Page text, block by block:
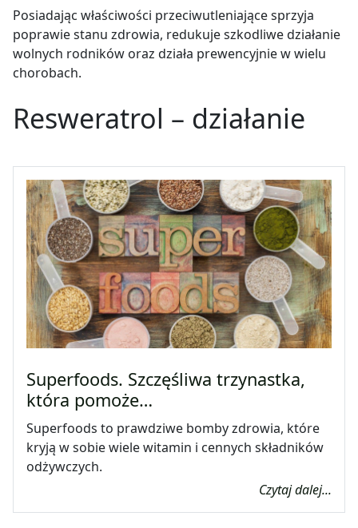
Posiadając właściwości przeciwutleniające sprzyja
poprawie stanu zdrowia, redukuje szkodliwe działanie
wolnych rodników oraz działa prewencyjnie w wielu
chorobach.
Resweratrol – działanie
Superfoods. Szczęśliwa trzynastka,
która pomoże…
Superfoods to prawdziwe bomby zdrowia, które
kryją w sobie wiele witamin i cennych składników
odżywczych.
Czytaj dalej...